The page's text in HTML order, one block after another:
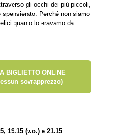
gli occhi dei più piccoli,
spensierato. Perché non siamo
quanto lo eravamo da
BIGLIETTO ONLINE
sovrapprezzo)
19.15 (v.o.) e 21.15